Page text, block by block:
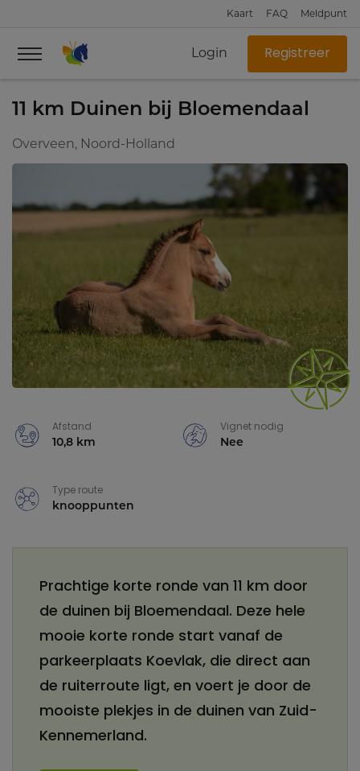
Kaart FAQ Meldpunt
Login Registreer
11 km Duinen bij Bloemendaal
Overveen, Noord-Holland
Afstand
10,8 km
Vignet nodig
Nee
Type route
knooppunten
Prachtige korte ronde van 11 km door
de duinen bij Bloemendaal. Deze hele
mooie korte ronde start vanaf de
parkeerplaats Koevlak, die direct aan
de ruiterroute ligt, en voert je door de
mooiste plekjes in de duinen van Zuid-
Kennemerland.